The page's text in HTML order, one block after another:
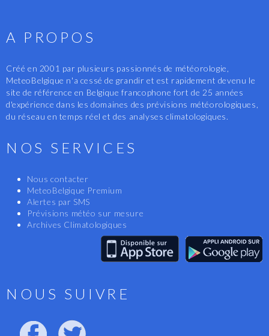
A PROPOS
Créé en 2001 par plusieurs passionnés de météorologie,
MeteoBelgique n'a cessé de grandir et est rapidement devenu le
site de référence en Belgique francophone fort de 25 années
d'expérience dans les domaines des prévisions météorologiques,
du réseau en temps réel et des analyses climatologiques.
NOS SERVICES
Nous contacter
MeteoBelgique Premium
Alertes par SMS
Prévisions météo sur mesure
Archives Climatologiques
NOUS SUIVRE